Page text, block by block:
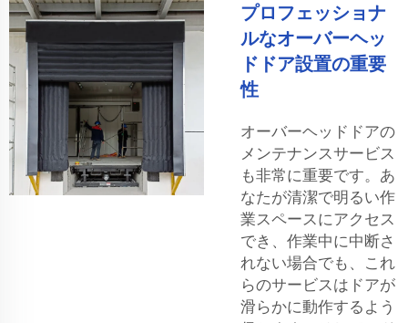
プロフェッショナ
ルなオーバーヘッ
ドドア設置の重要
性
オーバーヘッドドアの
メンテナンスサービス
も非常に重要です。あ
なたが清潔で明るい作
業スペースにアクセス
でき、作業中に中断さ
れない場合でも、これ
らのサービスはドアが
滑らかに動作するよう